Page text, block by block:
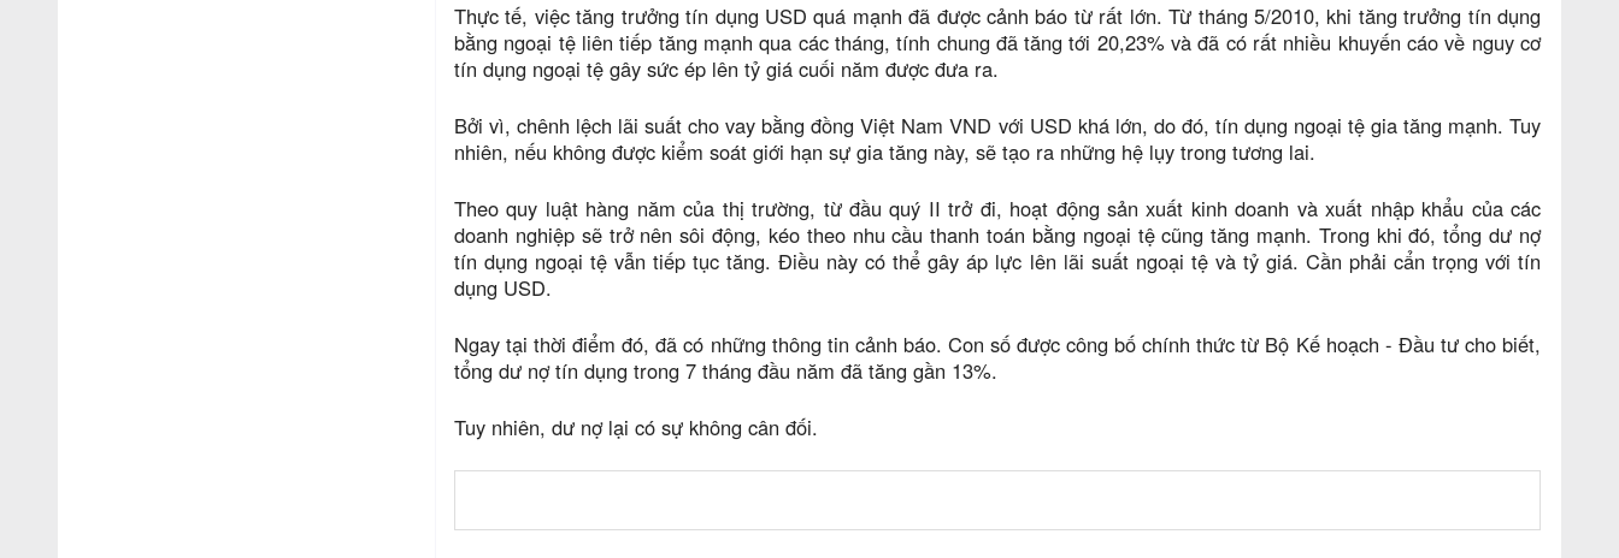
Thực tế, việc tăng trưởng tín dụng USD quá mạnh đã được cảnh báo từ rất lớn. Từ tháng 5/2010, khi tăng trưởng tín dụng
bằng ngoại tệ liên tiếp tăng mạnh qua các tháng, tính chung đã tăng tới 20,23% và đã có rất nhiều khuyến cáo về nguy cơ
tín dụng ngoại tệ gây sức ép lên tỷ giá cuối năm được đưa ra.
Bởi vì, chênh lệch lãi suất cho vay bằng đồng Việt Nam VND với USD khá lớn, do đó, tín dụng ngoại tệ gia tăng mạnh. Tuy
nhiên, nếu không được kiểm soát giới hạn sự gia tăng này, sẽ tạo ra những hệ lụy trong tương lai.
Theo quy luật hàng năm của thị trường, từ đầu quý II trở đi, hoạt động sản xuất kinh doanh và xuất nhập khẩu của các
doanh nghiệp sẽ trở nên sôi động, kéo theo nhu cầu thanh toán bằng ngoại tệ cũng tăng mạnh. Trong khi đó, tổng dư nợ
tín dụng ngoại tệ vẫn tiếp tục tăng. Điều này có thể gây áp lực lên lãi suất ngoại tệ và tỷ giá. Cần phải cẩn trọng với tín
dụng USD.
Ngay tại thời điểm đó, đã có những thông tin cảnh báo. Con số được công bố chính thức từ Bộ Kế hoạch - Đầu tư cho biết,
tổng dư nợ tín dụng trong 7 tháng đầu năm đã tăng gần 13%.
Tuy nhiên, dư nợ lại có sự không cân đối.